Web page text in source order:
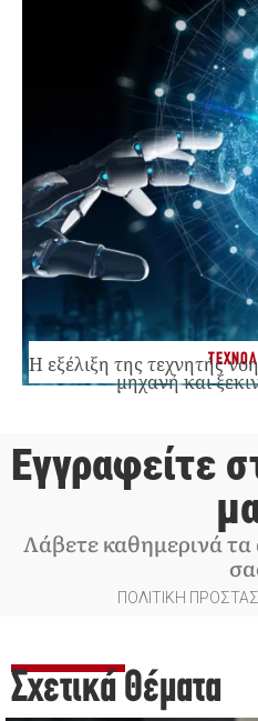
Η εξέλιξη της τεχνητής
μηχανή και
Εγγραφείτε
Λάβετε καθημερινά
ΠΟΛΙΤΙΚΗ
Σχετικά Θέματα